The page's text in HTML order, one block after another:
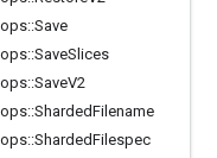
ops::Save
ops::SaveSlices
ops::SaveV2
ops::ShardedFilename
ops::ShardedFilespec